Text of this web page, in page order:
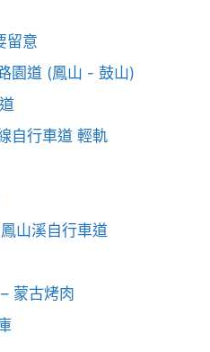
留意
園道 (鳳山 - 鼓山)
自行車道 輕軌
山溪自行車道
蒙古烤肉